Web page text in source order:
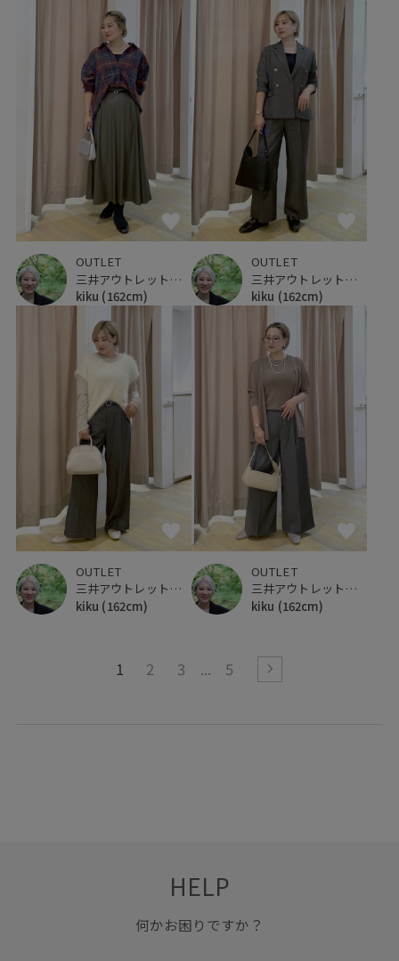
OUTLET
三井アウトレットパーク 仙台港
kiku (162cm)
OUTLET
三井アウトレットパーク 仙台港
kiku (162cm)
OUTLET
三井アウトレットパーク 仙台港
kiku (162cm)
OUTLET
三井アウトレットパーク 仙台港
kiku (162cm)
1 2 3 5
HELP
何かお困りですか？